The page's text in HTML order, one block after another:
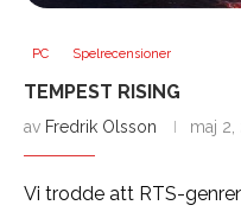
PC Spelrecensioner
TEMPEST RISING
av Fredrik Olsson maj 2,
Vi trodde att RTS-